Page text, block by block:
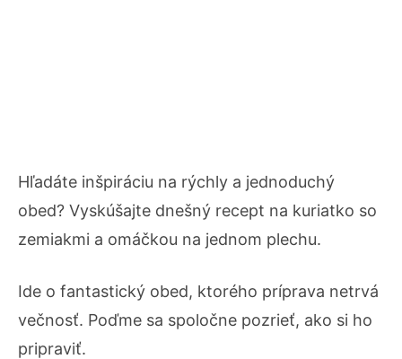
Hľadáte inšpiráciu na rýchly a jednoduchý
obed? Vyskúšajte dnešný recept na kuriatko so
zemiakmi a omáčkou na jednom plechu.
Ide o fantastický obed, ktorého príprava netrvá
večnosť. Poďme sa spoločne pozrieť, ako si ho
pripraviť.